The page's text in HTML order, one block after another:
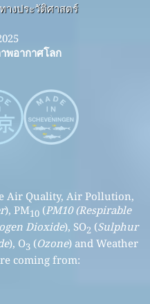
งประวัติศาสตร์
พอากาศโลก
Air Quality, Air Pollution,
), PM10(PM10 (Respirable
Dioxide), SO2 (Sulphur
), O3 (Ozone) and Weather
coming from: